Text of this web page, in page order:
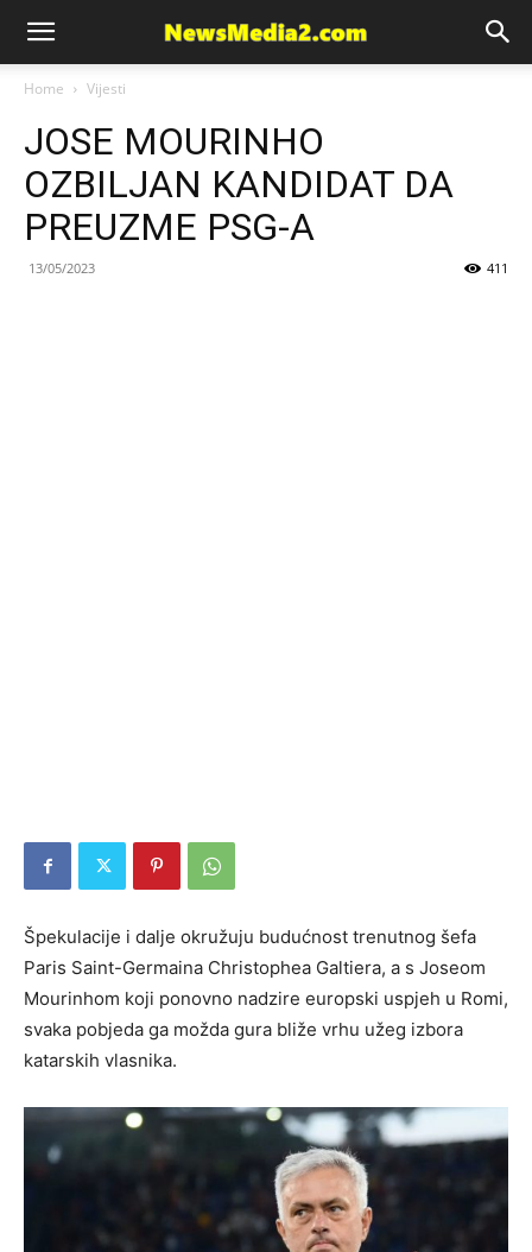
News
Media
Home Vijesti
JOSE MOURINHO
OZBILJAN KANDIDAT DA
PREUZME PSG-A
13/05/2023 411
Špekulacije i dalje okružuju budućnost trenutnog šefa
Paris Saint-Germaina Christophea Galtiera, a s Joseom
Mourinhom koji ponovno nadzire europski uspjeh u Romi,
svaka pobjeda ga možda gura bliže vrhu užeg izbora
katarskih vlasnika.